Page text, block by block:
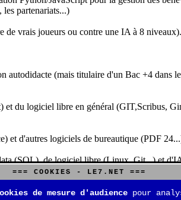
partenariats...)
de vrais joueurs ou contre une IA à 8 niveaux).
(mais titulaire d'un Bac +4 dans
du logiciel libre en général (GIT,Scribus,
et d'autres logiciels de bureautique (PDF
(SQL), de logiciel libre (Linux, Git...) et
de stratégie (Echecs, Go, Quarto, Tock...)
=== COOKIES - LE7.NET ===
de mesure d'audience pour